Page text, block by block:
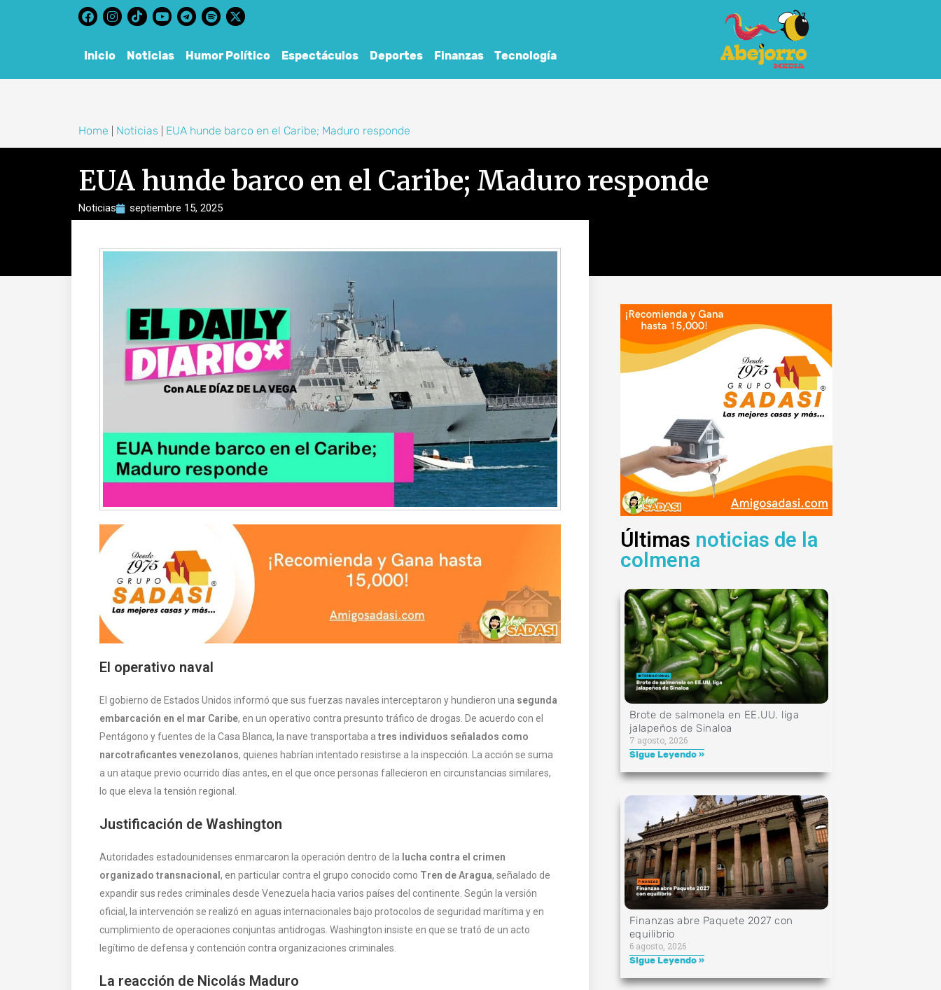
Inicio Noticias Humor Político Espectáculos Deportes Finanzas Tecnología
Home Noticias EUA hunde barco en el Caribe; Maduro responde
EUA hunde barco en el Caribe; Maduro responde
Noticias septiembre 15, 2025
El operativo naval
El gobierno de Estados Unidos informó que sus fuerzas navales interceptaron y hundieron una segunda
embarcación en el mar Caribe, en un operativo contra presunto tráfico de drogas. De acuerdo con el
Pentágono y fuentes de la Casa Blanca, la nave transportaba a tres individuos señalados como
narcotraficantes venezolanos, quienes habrían intentado resistirse a la inspección. La acción se suma
a un ataque previo ocurrido días antes, en el que once personas fallecieron en circunstancias similares,
lo que eleva la tensión regional.
Justificación de Washington
Autoridades estadounidenses enmarcaron la operación dentro de la lucha contra el crimen
organizado transnacional , en particular contra el grupo conocido como Tren de Aragua, señalado de
expandir sus redes criminales desde Venezuela hacia varios países del continente. Según la versión
oficial, la intervención se realizó en aguas internacionales bajo protocolos de seguridad marítima y en
cumplimiento de operaciones conjuntas antidrogas. Washington insiste en que se trató de un acto
legítimo de defensa y contención contra organizaciones criminales.
La reacción de Nicolás Maduro
Últimas noticias de la
colmena
Brote de salmonela en EE.UU. liga
jalapeños de Sinaloa
7 agosto, 2026
Sigue Leyendo »
Finanzas abre Paquete 2027 con
equilibrio
6 agosto, 2026
Sigue Leyendo »